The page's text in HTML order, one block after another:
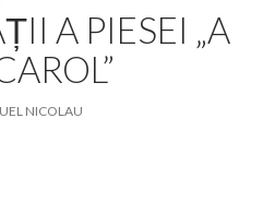
A PIESEI „A
NICOLAU